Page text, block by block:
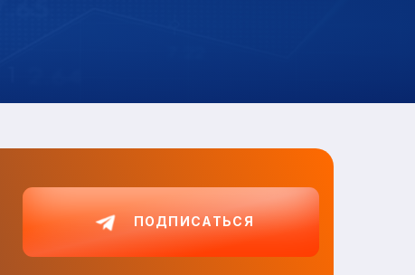
ПОДПИСАТЬСЯ